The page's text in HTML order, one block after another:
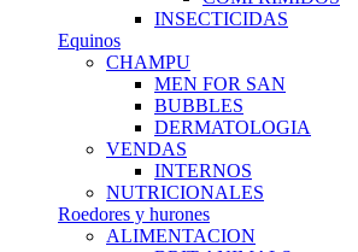
INSECTICIDAS
Equinos
CHAMPU
MEN FOR SAN
BUBBLES
DERMATOLOGIA
VENDAS
INTERNOS
NUTRICIONALES
Roedores y hurones
ALIMENTACION